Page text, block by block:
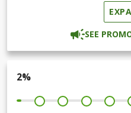
Följ insamlingen genom
SEE
2%